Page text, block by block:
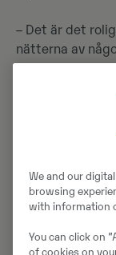
– Det är det
nätterna av
We and our
browsing
with information
You can click on
of cookies on